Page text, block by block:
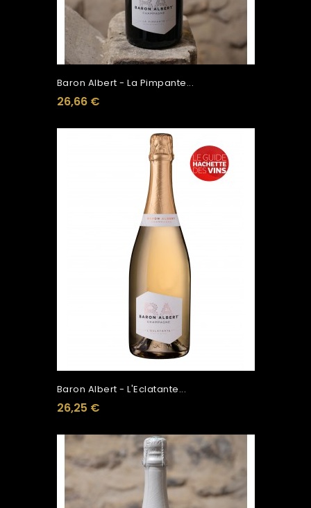
Baron Albert - La Pimpante...
26,66 €
Baron Albert - L'Eclatante...
26,25 €